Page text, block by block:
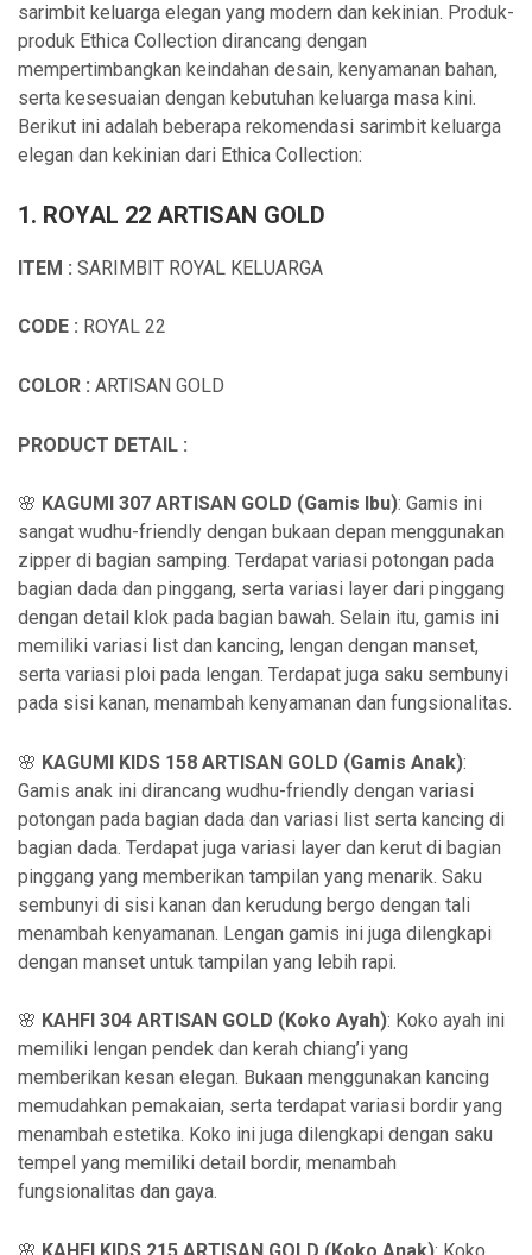
sarimbit keluarga elegan yang modern dan kekinian. Produk-
produk Ethica Collection dirancang dengan
mempertimbangkan keindahan desain, kenyamanan bahan,
serta kesesuaian dengan kebutuhan keluarga masa kini.
Berikut ini adalah beberapa rekomendasi sarimbit keluarga
elegan dan kekinian dari Ethica Collection:
1. ROYAL 22 ARTISAN GOLD
ITEM : SARIMBIT ROYAL KELUARGA
CODE : ROYAL 22
COLOR : ARTISAN GOLD
PRODUCT DETAIL :
🌸 KAGUMI 307 ARTISAN GOLD (Gamis Ibu): Gamis ini
sangat wudhu-friendly dengan bukaan depan menggunakan
zipper di bagian samping. Terdapat variasi potongan pada
bagian dada dan pinggang, serta variasi layer dari pinggang
dengan detail klok pada bagian bawah. Selain itu, gamis ini
memiliki variasi list dan kancing, lengan dengan manset,
serta variasi ploi pada lengan. Terdapat juga saku sembunyi
pada sisi kanan, menambah kenyamanan dan fungsionalitas.
🌸 KAGUMI KIDS 158 ARTISAN GOLD (Gamis Anak):
Gamis anak ini dirancang wudhu-friendly dengan variasi
potongan pada bagian dada dan variasi list serta kancing di
bagian dada. Terdapat juga variasi layer dan kerut di bagian
pinggang yang memberikan tampilan yang menarik. Saku
sembunyi di sisi kanan dan kerudung bergo dengan tali
menambah kenyamanan. Lengan gamis ini juga dilengkapi
dengan manset untuk tampilan yang lebih rapi.
🌸 KAHFI 304 ARTISAN GOLD (Koko Ayah): Koko ayah ini
memiliki lengan pendek dan kerah chiang’i yang
memberikan kesan elegan. Bukaan menggunakan kancing
memudahkan pemakaian, serta terdapat variasi bordir yang
menambah estetika. Koko ini juga dilengkapi dengan saku
tempel yang memiliki detail bordir, menambah
fungsionalitas dan gaya.